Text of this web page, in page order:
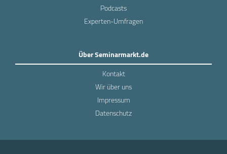
Podcasts
Experten-Umfragen
Über Seminarmarkt.de
Kontakt
Wir über uns
Impressum
Datenschutz